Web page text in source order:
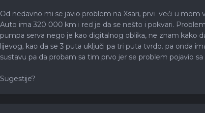
Od nedavno mi se javio problem na Xsari, prvi veći u mom
Auto ima 320 000 km i red je da se nešto i pokvari.
pumpa serva nego je kao digitalnog oblika, ne znam kako
lijevog, kao da se 3 puta uključi pa tri puta tvrdo. pa onda
sustavu pa da probam sa tim prvo jer se problem pojavio
Sugestije?